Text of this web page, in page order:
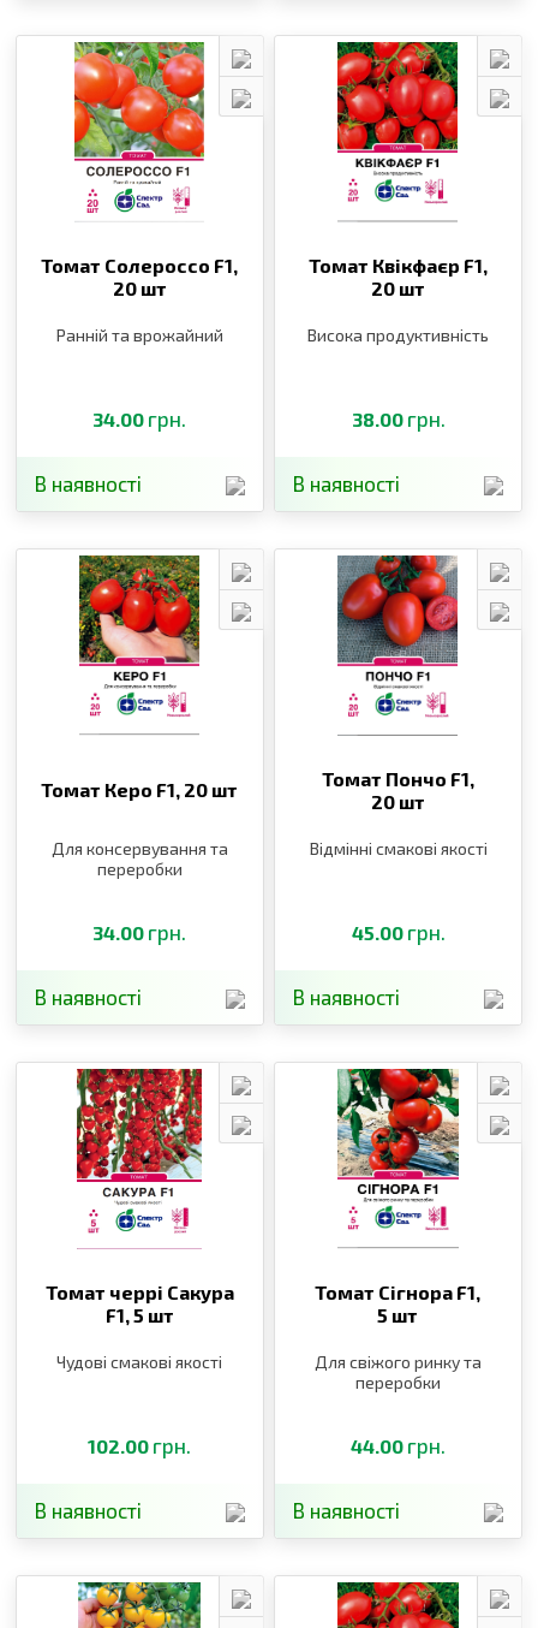
Томат Солероссо F1,
20 шт
Ранній та врожайний
34.00 грн.
В наявності
Томат Квікфаєр F1,
20 шт
Висока продуктивність
38.00 грн.
В наявності
Томат Керо F1, 20 шт
Для консервування та
переробки
34.00 грн.
В наявності
Томат Пончо F1,
20 шт
Відмінні смакові якості
45.00 грн.
В наявності
Томат черрі Сакура
F1,5 шт
Чудові смакові якості
102.00 грн.
В наявності
Томат Сігнора F1,
5 шт
Для свіжого ринку та
переробки
44.00 грн.
В наявності